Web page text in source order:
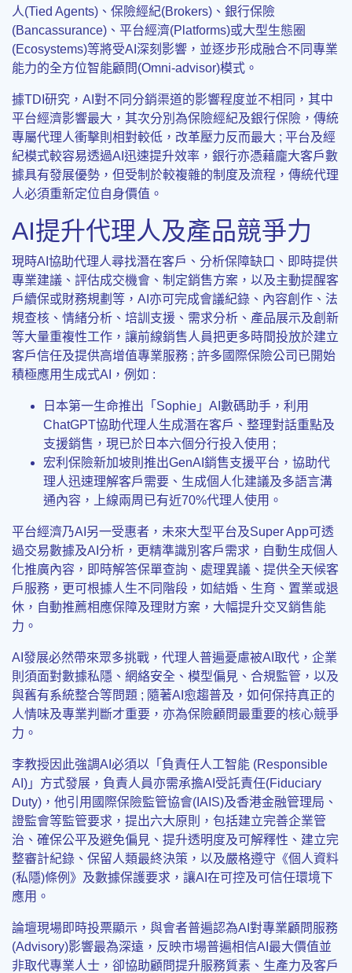
人(Tied Agents)、保險經紀(Brokers)、銀行保險
(Bancassurance)、平台經濟(Platforms)或大型生態圈
(Ecosystems)等將受AI深刻影響，並逐步形成融合不同專業
能力的全方位智能顧問(Omni-advisor)模式。
據TDI研究，AI對不同分銷渠道的影響程度並不相同，其中
平台經濟影響最大，其次分別為保險經紀及銀行保險，傳統
專屬代理人衝擊則相對較低，改革壓力反而最大 ; 平台及經
紀模式較容易透過AI迅速提升效率，銀行亦憑藉龐大客戶數
據具有發展優勢，但受制於較複雜的制度及流程，傳統代理
人必須重新定位自身價值。
AI提升代理人及產品競爭力
現時AI協助代理人尋找潛在客戶、分析保障缺口、即時提供
專業建議、評估成交機會、制定銷售方案，以及主動提醒客
戶續保或財務規劃等，AI亦可完成會議紀錄、內容創作、法
規查核、情緒分析、培訓支援、需求分析、產品展示及創新
等大量重複性工作，讓前線銷售人員把更多時間投放於建立
客戶信任及提供高增值專業服務 ; 許多國際保險公司已開始
積極應用生成式AI，例如 :
日本第一生命推出「Sophie」AI數碼助手，利用
ChatGPT協助代理人生成潛在客戶、整理對話重點及
支援銷售，現已於日本六個分行投入使用 ;
宏利保險新加坡則推出GenAI銷售支援平台，協助代
理人迅速理解客戶需要、生成個人化建議及多語言溝
通內容，上線兩周已有近70%代理人使用。
平台經濟乃AI另一受惠者，未來大型平台及Super App可透
過交易數據及AI分析，更精準識別客戶需求，自動生成個人
化推廣內容，即時解答保單查詢、處理異議、提供全天候客
戶服務，更可根據人生不同階段，如結婚、生育、置業或退
休，自動推薦相應保障及理財方案，大幅提升交叉銷售能
力。
AI發展必然帶來眾多挑戰，代理人普遍憂慮被AI取代，企業
則須面對數據私隱、網絡安全、模型偏見、合規監管，以及
與舊有系統整合等問題 ; 隨著AI愈趨普及，如何保持真正的
人情味及專業判斷才重要，亦為保險顧問最重要的核心競爭
力。
李教授因此強調AI必須以「負責任人工智能 (Responsible
AI)」方式發展，負責人員亦需承擔AI受託責任(Fiduciary
Duty)，他引用國際保險監管協會(IAIS)及香港金融管理局、
證監會等監管要求，提出六大原則，包括建立完善企業管
治、確保公平及避免偏見、提升透明度及可解釋性、建立完
整審計紀錄、保留人類最終決策，以及嚴格遵守《個人資料
(私隱)條例》及數據保護要求，讓AI在可控及可信任環境下
應用。
論壇現場即時投票顯示，與會者普遍認為AI對專業顧問服務
(Advisory)影響最為深遠，反映市場普遍相信AI最大價值並
非取代專業人士，卻協助顧問提升服務質素、生產力及客戶